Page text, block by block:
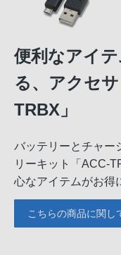
便利なアイ
る、アクセ
TRBX」
バッテリーとチャー
リーキット「ACC-
心なアイテムがお得
こちらの商品に関し